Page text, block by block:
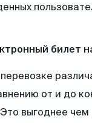
билет
от и до
выгоднее